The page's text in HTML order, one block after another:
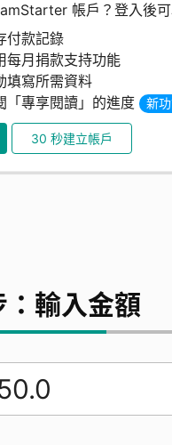
帳戶？登入後
付款記錄
每月捐款支持功能
填寫所需資料
「專享閱讀」的進度
新
30 秒建立帳戶
：輸入金額